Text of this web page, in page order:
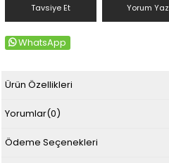
Tavsiye Et Yorum Yaz
WhatsApp
Ürün Özellikleri
Yorumlar(0)
Ödeme Seçenekleri